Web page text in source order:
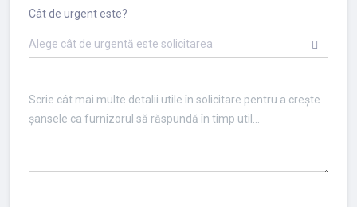
Cât de urgent este?
Alege cât de urgentă este solicitarea